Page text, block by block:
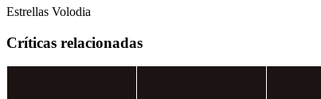
Estrellas Volodia
Críticas relacionadas